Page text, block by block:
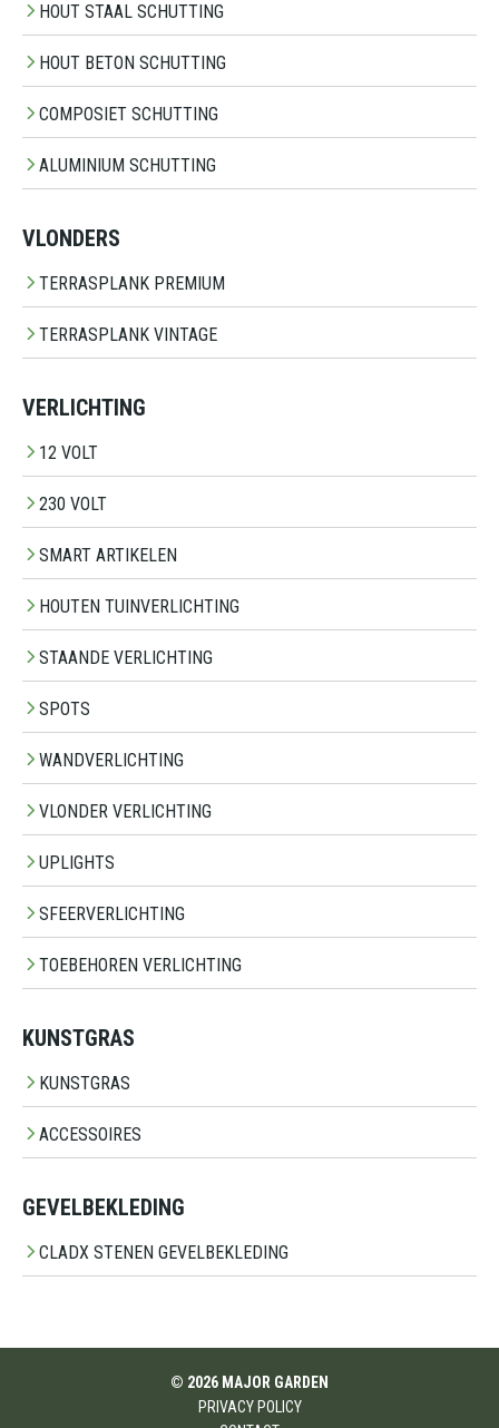
HOUT STAAL SCHUTTING
HOUT BETON SCHUTTING
COMPOSIET SCHUTTING
ALUMINIUM SCHUTTING
VLONDERS
TERRASPLANK PREMIUM
TERRASPLANK VINTAGE
VERLICHTING
12 VOLT
230 VOLT
SMART ARTIKELEN
HOUTEN TUINVERLICHTING
STAANDE VERLICHTING
SPOTS
WANDVERLICHTING
VLONDER VERLICHTING
UPLIGHTS
SFEERVERLICHTING
TOEBEHOREN VERLICHTING
KUNSTGRAS
KUNSTGRAS
ACCESSOIRES
GEVELBEKLEDING
CLADX STENEN GEVELBEKLEDING
© 2026 MAJOR GARDEN
PRIVACY POLICY